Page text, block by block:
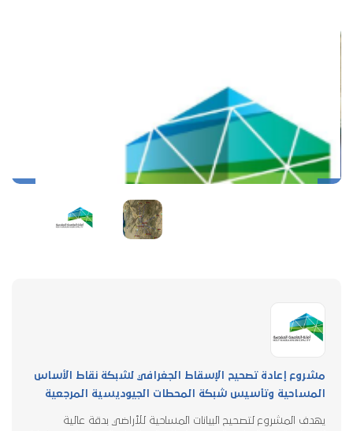
مشروع إعادة تصحيح الإسقاط الجغرافي لشبكة نقاط الأساس
المساحية وتأسيس شبكة المحطات الجيوديسية المرجعية
يهدف المشروع لتصحيح البيانات المساحية للأراضي بدقة عالية